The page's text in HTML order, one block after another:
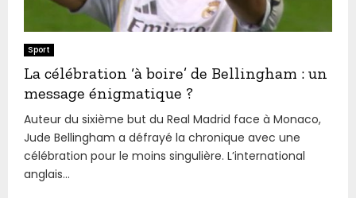
Sport
La célébration ‘à boire’ de Bellingham : un
message énigmatique ?
Auteur du sixième but du Real Madrid face à Monaco,
Jude Bellingham a défrayé la chronique avec une
célébration pour le moins singulière. L’international
anglais...